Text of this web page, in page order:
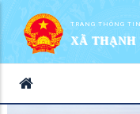
TRANG THÔNG
XÃ THẠNH